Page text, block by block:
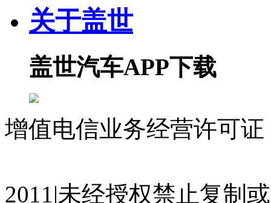
关于盖世
盖世汽车APP下载
增值电信业务经营许可
2011|未经授权禁止复制